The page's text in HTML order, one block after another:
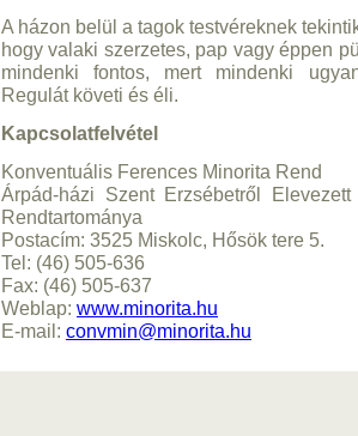
A házon belül a tagok testvéreknek
hogy valaki szerzetes, pap vagy éppen
mindenki fontos, mert mindenki
Regulát követi és éli.
Kapcsolatfelvétel
Konventuális Ferences Minorita Rend
Árpád-házi Szent Erzsébetről
Rendtartománya
Postacím: 3525 Miskolc, Hősök tere 5.
Tel: (46) 505-636
Fax: (46) 505-637
Weblap: www.minorita.hu
E-mail: convmin@minorita.hu